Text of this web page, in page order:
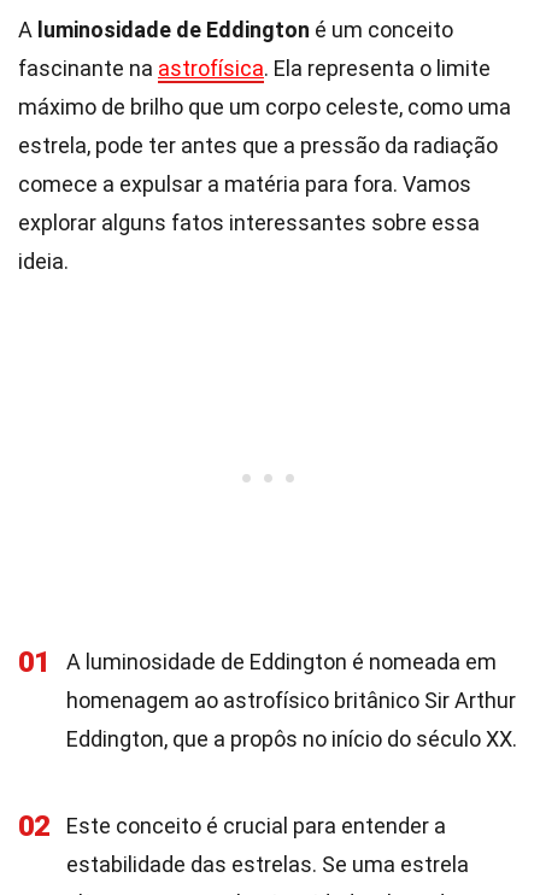
A luminosidade de Eddington é um conceito
fascinante na astrofísica. Ela representa o limite
máximo de brilho que um corpo celeste, como uma
estrela, pode ter antes que a pressão da radiação
comece a expulsar a matéria para fora. Vamos
explorar alguns fatos interessantes sobre essa
ideia.
01
A luminosidade de Eddington é nomeada em
homenagem ao astrofísico britânico Sir Arthur
Eddington, que a propôs no início do século XX.
02
Este conceito é crucial para entender a
estabilidade das estrelas. Se uma estrela